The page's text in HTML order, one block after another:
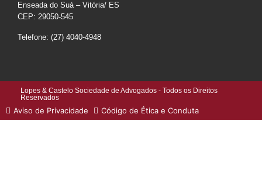
Enseada do Suá – Vitória/ ES
CEP: 29050-545
Telefone: (27) 4040-4948
Lopes & Castelo Sociedade de Advogados - Todos os Direitos
Reservados
Aviso de Privacidade Código de Ética e Conduta